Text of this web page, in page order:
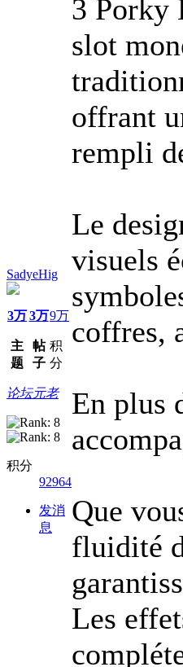
SadyeHig
3万
主
题
3万
帖
子
9万
积
分
论坛元老
积分
92964
发消
息
3 Porky
slot
offrant
rempli
Le
visuels
coffres,
En plus
Que
fluidité
Les